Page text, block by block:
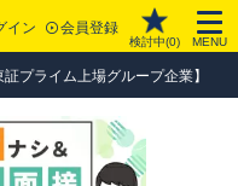
イン 会員登録
検討中(0) MENU
プライム上場グループ企業】